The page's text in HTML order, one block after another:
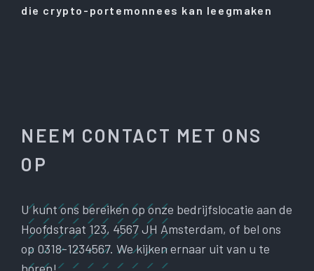
die crypto-portemonnees kan leegmaken
NEEM CONTACT MET ONS
OP
U kunt ons bereiken op onze bedrijfslocatie aan de
Hoofdstraat 123, 4567 JH Amsterdam, of bel ons
op 0318-1234567. We kijken ernaar uit van u te
horen!